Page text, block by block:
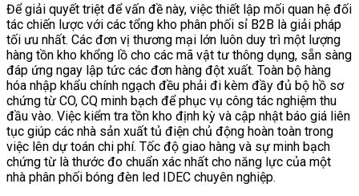
Để giải quyết triệt để vấn đề này, việc thiết lập mối quan hệ đối
tác chiến lược với các tổng kho phân phối sỉ B2B là giải pháp
tối ưu nhất. Các đơn vị thương mại lớn luôn duy trì một lượng
hàng tồn kho khổng lồ cho các mã vật tư thông dụng, sẵn sàng
đáp ứng ngay lập tức các đơn hàng đột xuất. Toàn bộ hàng
hóa nhập khẩu chính ngạch đều phải đi kèm đầy đủ bộ hồ sơ
chứng từ CO, CQ minh bạch để phục vụ công tác nghiệm thu
đầu vào. Việc kiểm tra tồn kho định kỳ và cập nhật báo giá liên
tục giúp các nhà sản xuất tủ điện chủ động hoàn toàn trong
việc lên dự toán chi phí. Tốc độ giao hàng và sự minh bạch
chứng từ là thước đo chuẩn xác nhất cho năng lực của một
nhà phân phối bóng đèn led IDEC chuyên nghiệp.